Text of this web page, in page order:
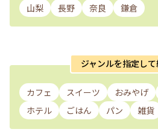
山梨
長野 奈良 鎌倉
ジャンルを指定し
カフェ スイーツ おみやげ
ホテル
ごはん パン 雑貨